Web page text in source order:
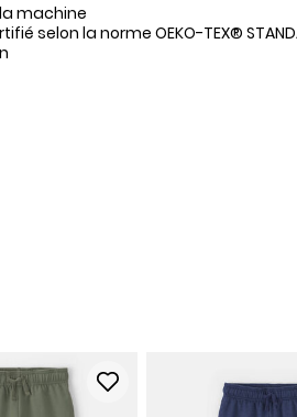
machine
selon la norme OEKO-TEX®